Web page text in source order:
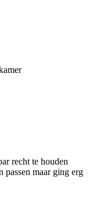
recht te houden
passen maar ging erg